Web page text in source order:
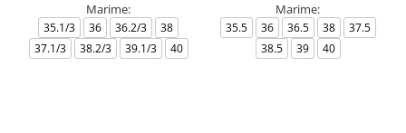
Marime:
35.1/3 36 36.2/3
38
37.1/3
38.2/3 39.1/3 40
Marime:
35.5 36 36.5 38
37.5
38.5
39 40